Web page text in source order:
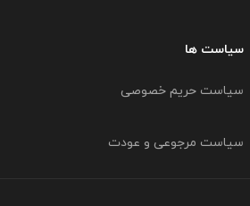
سیاست ها
سیاست حریم خصوصی
سیاست مرجوعی و عودت